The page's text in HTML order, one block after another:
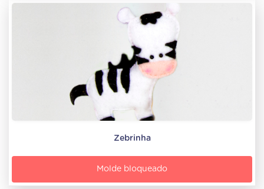
Zebrinha
Molde bloqueado